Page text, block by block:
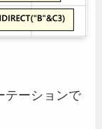
テーションで